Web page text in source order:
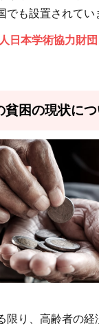
でも設置されてい
日本学術協力財団
貧困の現状に
限り、高齢者の経